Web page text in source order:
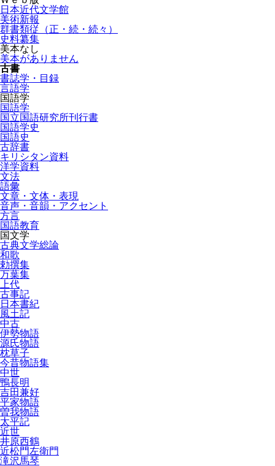
日本近代文学館
美術新報
群書類従（正・続・続々）
史料纂集
美本なし
美本がありません
古書
書誌学・目録
言語学
国語学
国語学
国立国語研究所刊行書
国語学史
国語史
古辞書
キリシタン資料
洋学資料
文法
語彙
文章・文体・表現
音声・音韻・アクセント
方言
国語教育
国文学
古典文学総論
和歌
勅撰集
万葉集
上代
古事記
日本書紀
風土記
中古
伊勢物語
源氏物語
枕草子
今昔物語集
中世
鴨長明
吉田兼好
平家物語
曽我物語
太平記
近世
井原西鶴
近松門左衛門
滝沢馬琴